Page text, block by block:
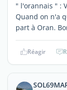
" l'orannais " :
Quand on n'a
part à Oran.
Réagir